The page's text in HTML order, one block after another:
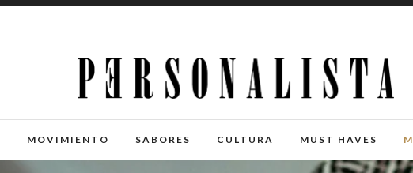
MOVIMIENTO SABORES CULTURA MUST HAVES